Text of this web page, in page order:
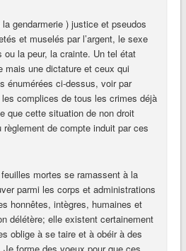
gendarmerie ) justice et pseudos
et muselés par l’argent, le sexe
la peur, la crainte. Un tel état
mais une dictature et ceux qui
énumérées ci-dessus, voir par
complices de tous les crimes déjà
que cette situation de non droit
règlement de compte induit par ces
mortes se ramassent à la
parmi les corps et administrations
honnêtes, intègres, humaines et
délétère; elle existent certainement
oblige à se taire et à obéir à des